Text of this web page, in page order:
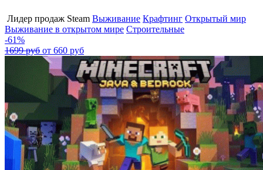
Лидер продаж Steam Выживание Крафтинг Открытый мир
Выживание в открытом мире Строительные
-61%
1699 руб от 660 руб